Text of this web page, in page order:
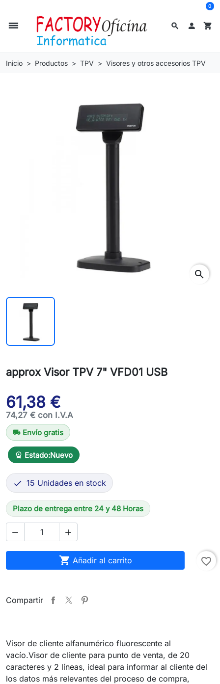
search
dehaze  shopping_cart
0
Inicio Productos TPV Visores y otros accesorios TPV
search
approx Visor TPV 7" VFD01 USB
61,38 €
74,27 € con I.V.A
local_shipping Envío gratis
workspace_premium Estado:Nuevo
 15 Unidades en stock
Plazo de entrega entre 24 y 48 Horas
 
 Añadir al carrito favorite_border
Compartir
Visor de cliente alfanumérico fluorescente al
vacío.Visor de cliente para punto de venta, de 20
caracteres y 2 líneas, ideal para informar al cliente del
los datos más relevantes del proceso de compra,